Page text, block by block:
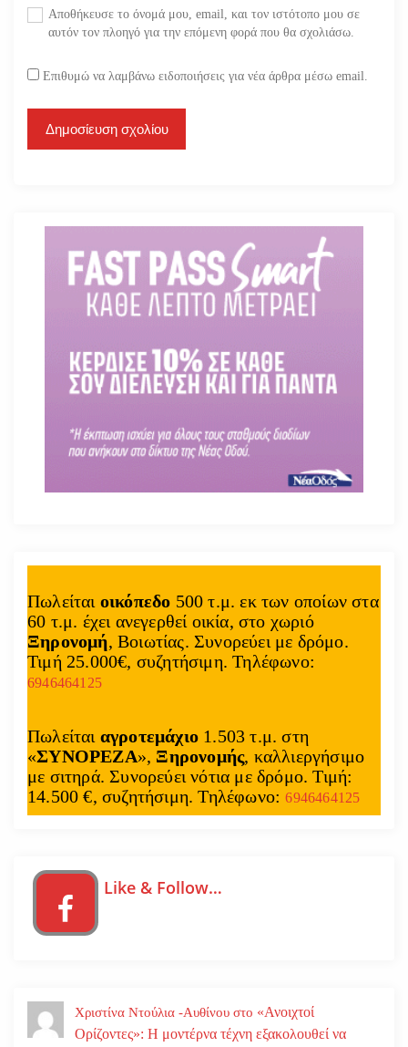
Αποθήκευσε το όνομά μου, email, και τον ιστότοπο μου σε
αυτόν τον πλοηγό για την επόμενη φορά που θα σχολιάσω.
Επιθυμώ να λαμβάνω ειδοποιήσεις για νέα άρθρα μέσω email.
Πωλείται οικόπεδο 500 τ.μ. εκ των οποίων στα
60 τ.μ. έχει ανεγερθεί οικία, στο χωριό
Ξηρονομή, Βοιωτίας. Συνορεύει με δρόμο.
Τιμή 25.000€, συζητήσιμη. Τηλέφωνο:
6946464125
Πωλείται αγροτεμάχιο 1.503 τ.μ. στη
«ΣΥΝΟΡΕΖΑ», Ξηρονομής, καλλιεργήσιμο
με σιτηρά. Συνορεύει νότια με δρόμο. Τιμή:
14.500 €, συζητήσιμη. Τηλέφωνο:6946464125
Like & Follow…
Χριστίνα Ντούλια -Αυθίνου στο «Ανοιχτοί
Ορίζοντες»: Η μοντέρνα τέχνη εξακολουθεί να